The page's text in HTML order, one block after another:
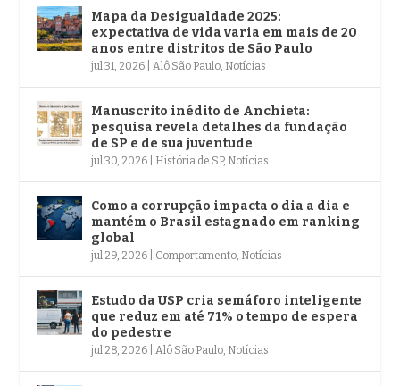
Mapa da Desigualdade 2025:
expectativa de vida varia em mais de 20
anos entre distritos de São Paulo
jul 31, 2026 Alô São Paulo Notícias
Manuscrito inédito de Anchieta:
pesquisa revela detalhes da fundação
de SP e de sua juventude
jul 30, 2026 História de SP, Notícias
Como a corrupção impacta o dia a dia e
mantém o Brasil estagnado em ranking
global
jul 29, 2026 Comportamento Notícias
Estudo da USP cria semáforo inteligente
que reduz em até 71% o tempo de espera
do pedestre
jul 28, 2026 Alô São Paulo Notícias